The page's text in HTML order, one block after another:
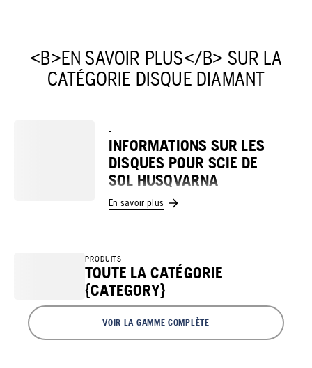
<B>EN SAVOIR PLUS</B> SUR LA
CATÉGORIE DISQUE DIAMANT
-
INFORMATIONS SUR LES
DISQUES POUR SCIE DE
SOL HUSQVARNA
En savoir plus
PRODUITS
TOUTE LA CATÉGORIE
{CATEGORY}
VOIR LA GAMME COMPLÈTE